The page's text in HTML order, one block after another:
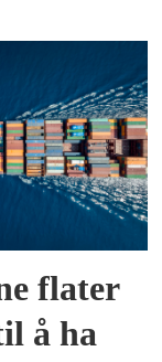
flater
å ha